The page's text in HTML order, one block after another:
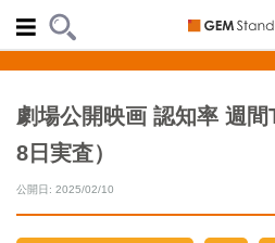
劇場公開映画 認知率 週間
8日実査）
公開日: 2025/02/10